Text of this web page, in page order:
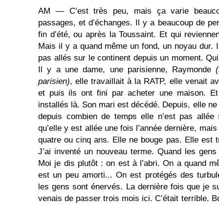
AM ― C’est très peu, mais ça varie
passages, et d’échanges. Il y a beaucoup de
fin d’été, ou après la Toussaint. Et qui
Mais il y a quand même un fond, un noyau dur.
pas allés sur le continent depuis un moment.
Il y a une dame, une parisienne, Raymonde
parisien), elle travaillait à la RATP, elle venait
et puis ils ont fini par acheter une maison.
installés là. Son mari est décédé. Depuis, elle
depuis combien de temps elle n’est pas
qu’elle y est allée une fois l’année dernière,
quatre ou cinq ans. Elle ne bouge pas. Elle est
J’ai inventé un nouveau terme. Quand les
Moi je dis plutôt : on est à l’abri. On a quand
est un peu amorti... On est protégés des
les gens sont énervés. La dernière fois que je
venais de passer trois mois ici. C’était terrible.